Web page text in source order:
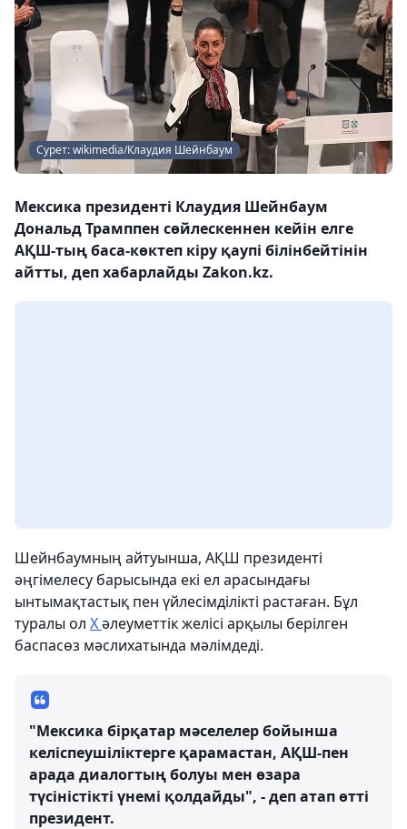
Сурет: wikimedia/Клаудия Шейнбаум
Мексика президенті Клаудия Шейнбаум
Дональд Трамппен сөйлескеннен кейін елге
АҚШ-тың баса-көктеп кіру қаупі білінбейтінін
айтты, деп хабарлайды Zakon.kz.
Шейнбаумның айтуынша, АҚШ президенті
әңгімелесу барысында екі ел арасындағы
ынтымақтастық пен үйлесімділікті растаған. Бұл
туралы ол Хәлеуметтік желісі арқылы берілген
баспасөз мәслихатында мәлімдеді.
"Мексика бірқатар мәселелер бойынша
келіспеушіліктерге қарамастан, АҚШ-пен
арада диалогтың болуы мен өзара
түсіністікті үнемі қолдайды", - деп атап өтті
президент.